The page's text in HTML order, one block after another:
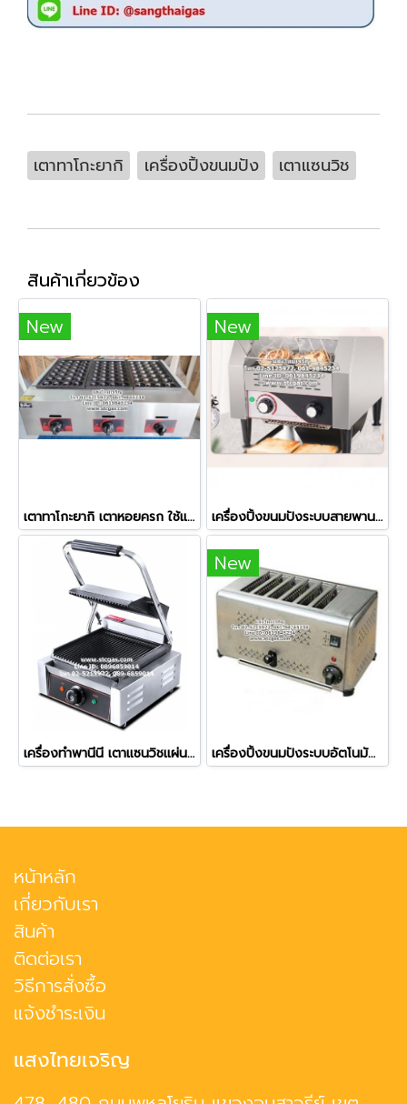
เตาทาโกะยากิ เครื่องปิ้งขนมปัง เตาแซนวิช
สินค้าเกี่ยวข้อง
New
เตาทาโกะยากิ เตาหอยครก ใช้แก๊ส 3 ถาด (84 หลุม)
New
เครื่องปิ้งขนมปังระบบสายพาน 2 แผ่น
เครื่องทำพานีนี เตาแซนวิชแผ่นหยัก ใช้ไฟฟ้า
New
เครื่องปิ้งขนมปังระบบอัตโนมัติ 6 ช่อง รุ่น ETS-6
หน้าหลัก
เกี่ยวกับเรา
สินค้า
ติดต่อเรา
วิธีการสั่งซื้อ
แจ้งชำระเงิน
แสงไทยเจริญ